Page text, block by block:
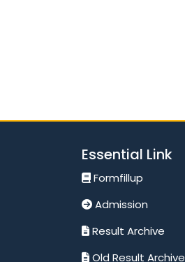
Essential Link
Formfillup
Admission
Result Archive
Old Result Archive